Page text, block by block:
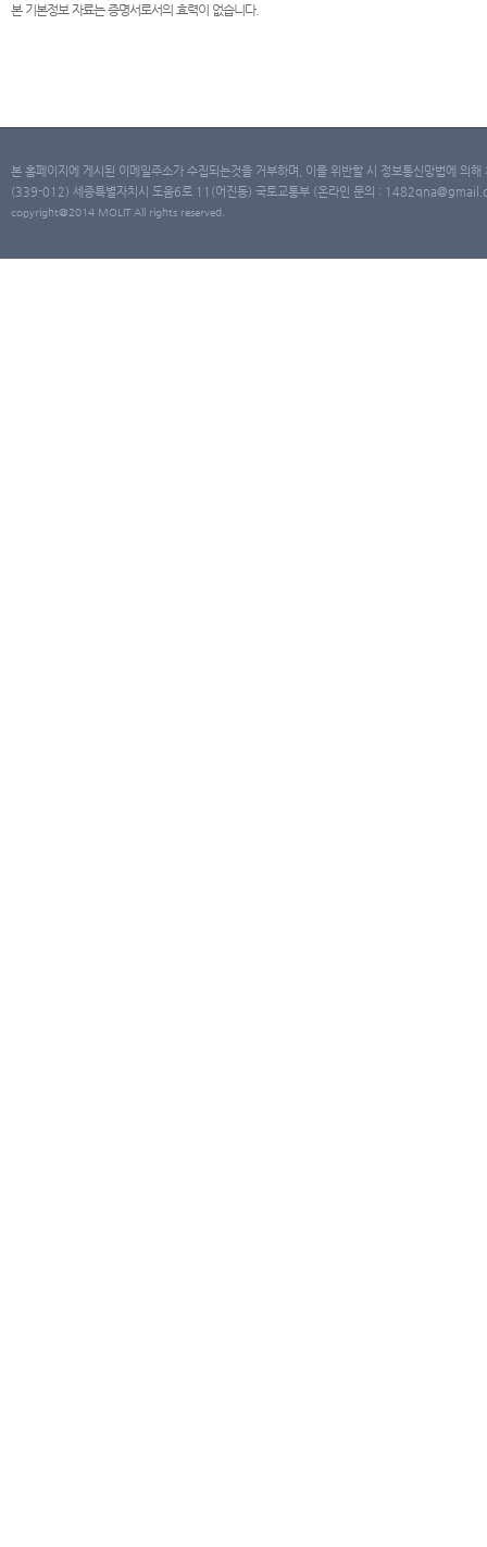
본 기본정보 자료는 증명서로서의 효력이 없습니다.
본 홈페이지에 게시된 이메일주소가 수집되는것을 거부하며, 이를 위반할 시 정보통신망법에 의
(339-012) 세종특별자치시 도움6로 11(어진동) 국토교통부 (온라인 문의 :
copyright@2014 MOLIT All rights reserved.